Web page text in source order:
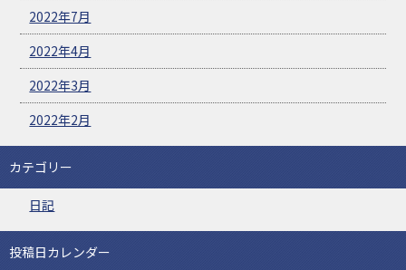
2022年7月
2022年4月
2022年3月
2022年2月
カテゴリー
日記
投稿日カレンダー